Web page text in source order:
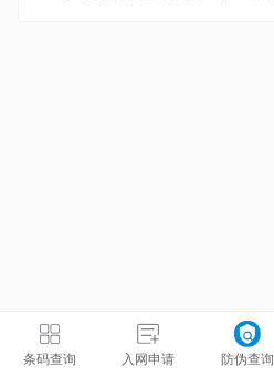
条码查询 入网申请 防伪查询